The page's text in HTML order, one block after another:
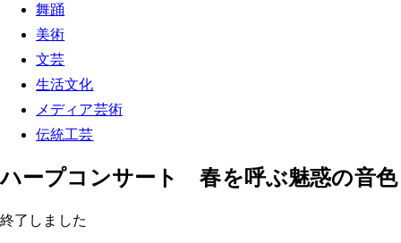
舞踊
美術
文芸
生活文化
メディア芸術
伝統工芸
ハープコンサート 春を呼ぶ魅惑の音色
終了しました